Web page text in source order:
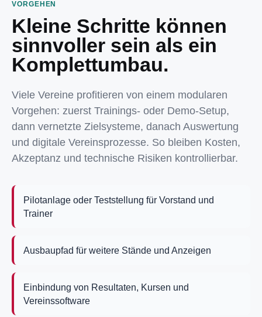
VORGEHEN
Kleine Schritte können
sinnvoller sein als ein
Komplettumbau.
Viele Vereine profitieren von einem modularen
Vorgehen: zuerst Trainings- oder Demo-Setup,
dann vernetzte Zielsysteme, danach Auswertung
und digitale Vereinsprozesse. So bleiben Kosten,
Akzeptanz und technische Risiken kontrollierbar.
Pilotanlage oder Teststellung für Vorstand und
Trainer
Ausbaupfad für weitere Stände und Anzeigen
Einbindung von Resultaten, Kursen und
Vereinssoftware